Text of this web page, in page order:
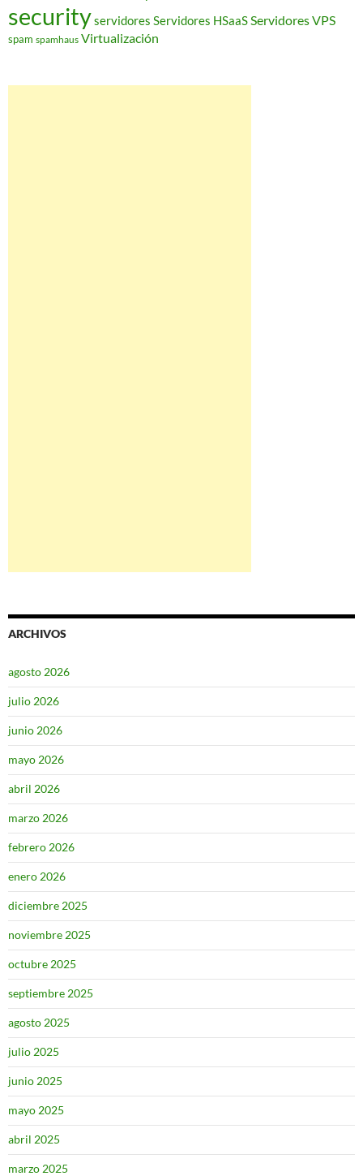
securityservidores Servidores HSaaSServidores VPS
spam spamhaus Virtualización
ARCHIVOS
agosto 2026
julio 2026
junio 2026
mayo 2026
abril 2026
marzo 2026
febrero 2026
enero 2026
diciembre 2025
noviembre 2025
octubre 2025
septiembre 2025
agosto 2025
julio 2025
junio 2025
mayo 2025
abril 2025
marzo 2025